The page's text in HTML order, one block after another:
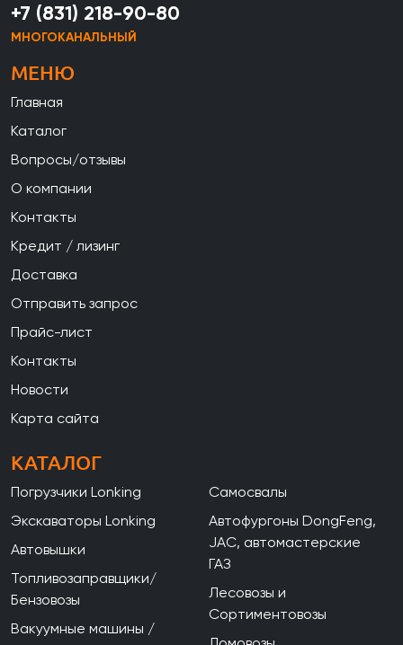
+7 (831) 218-90-80
МНОГОКАНАЛЬНЫЙ
МЕНЮ
Главная
Каталог
Вопросы/отзывы
О компании
Контакты
Кредит / лизинг
Доставка
Отправить запрос
Прайс-лист
Контакты
Новости
Карта сайта
КАТАЛОГ
Погрузчики Lonking
Экскаваторы Lonking
Автовышки
Топливозаправщики/
Бензовозы
Вакуумные машины /
Самосвалы
Автофургоны DongFeng,
JAC, автомастерские
ГАЗ
Лесовозы и
Сортиментовозы